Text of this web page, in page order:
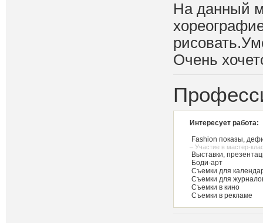
На данный
Очень
Интересует работа:
Fashion показы,
– Участие в мастер-
Выставки,
Боди-арт
Съемки для
Съемки для
Съемки в кино
Съемки в рекламе